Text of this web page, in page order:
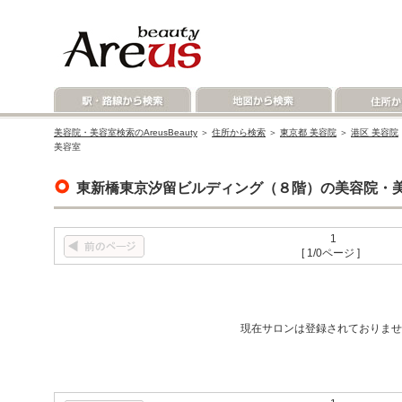
美容院・美容室検索のAreusBeauty ＞ 住所から検索 ＞ 東京都 美容院 ＞ 港区 美容院
美容室
東新橋東京汐留ビルディング（８階）の美容院・
1
[ 1/0ページ ]
現在サロンは登録されておりま